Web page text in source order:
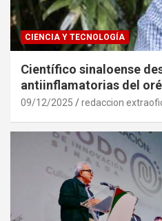
CIENCIA Y TECNOLOGÍA
Científico sinaloense
antiinflamatorias del
09/12/2025 redaccion